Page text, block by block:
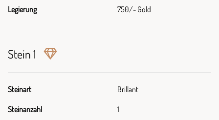
Legierung 750/- Gold
Stein 1
Steinart Brillant
Steinanzahl 1